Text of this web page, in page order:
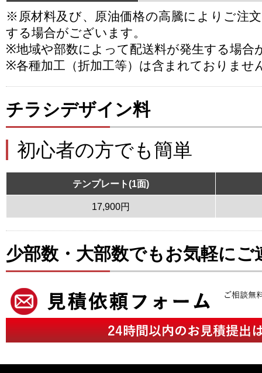
※原材料及び、原油価格の高騰によりご注
する場合がございます。
※地域や部数によって配送料が発生する場合
※各種加工（折加工等）は含まれておりませ
チラシデザイン料
初心者の方でも簡単
テンプレート(1面)
17,900円
少部数・大部数でもお気軽にご